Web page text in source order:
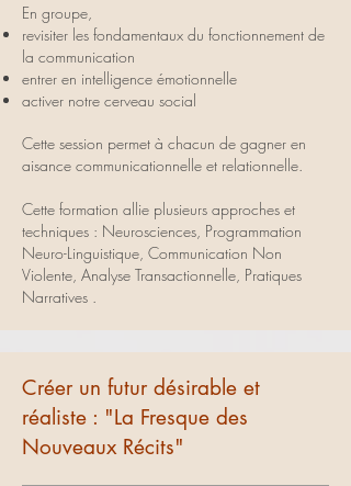
En groupe,
revisiter les fondamentaux du fonctionnement de
la communication
entrer en intelligence émotionnelle
activer notre cerveau social
Cette session permet à chacun de gagner en
aisance communicationnelle et relationnelle.
Cette formation allie plusieurs approches et
techniques : Neurosciences, Programmation
Neuro-Linguistique, Communication Non
Violente, Analyse Transactionnelle, Pratiques
Narratives .
Créer un futur désirable et
réaliste : "La Fresque des
Nouveaux Récits"